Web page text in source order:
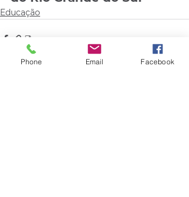
Educação
Phone Email Facebook